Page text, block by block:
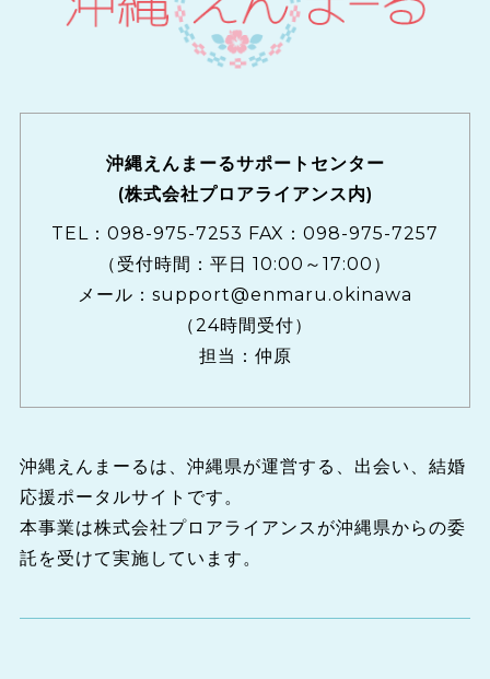
沖縄えんまーるサポートセンター
(株式会社プロアライアンス内)
TEL： 098-975-7253 FAX：098-975-7257
（受付時間：平日 10:00～17:00）
メール： support@enmaru.okinawa
（24時間受付）
担当：仲原
沖縄えんまーるは、沖縄県が運営する、出会い、結婚
応援ポータルサイトです。
本事業は株式会社プロアライアンスが沖縄県からの委
託を受けて実施しています。